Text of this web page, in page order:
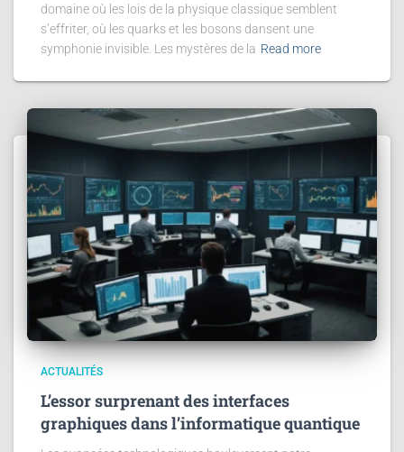
domaine où les lois de la physique classique semblent
s’effriter, où les quarks et les bosons dansent une
symphonie invisible. Les mystères de la Read more
ACTUALITÉS
L’essor surprenant des interfaces
graphiques dans l’informatique quantique